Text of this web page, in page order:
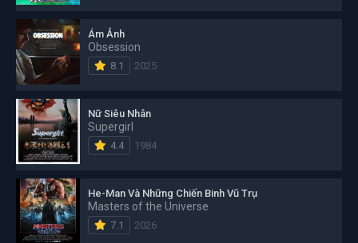
Ám Ảnh
Obsession
8.1 2025
Nữ Siêu Nhân
Supergirl
4.4 1984
He-Man Và Những Chiến Binh Vũ Trụ
Masters of the Universe
7.1 2026